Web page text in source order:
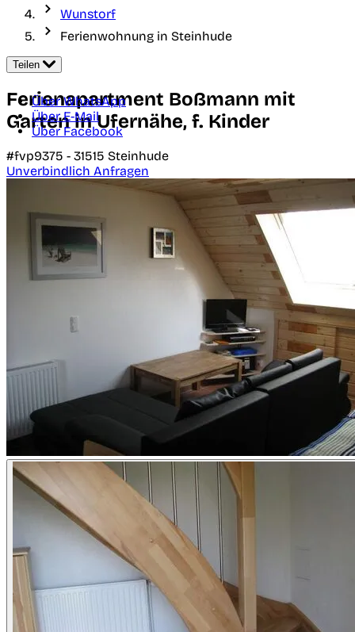
Wunstorf
Ferienwohnung in Steinhude
Teilen
Über WhatsApp
Über E-Mail
Über Facebook
Ferienapartment Boßmann mit
Garten in Ufernähe, f. Kinder
#fvp9375 - 31515 Steinhude
Unverbindlich Anfragen